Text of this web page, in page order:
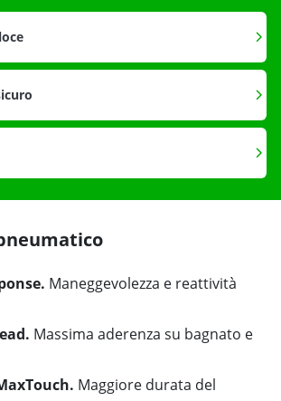
Maneggevolezza e reattività
Massima aderenza su bagnato e
Maggiore durata del